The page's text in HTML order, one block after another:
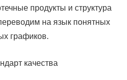
продукты и структура
на язык понятных
графиков.
качества